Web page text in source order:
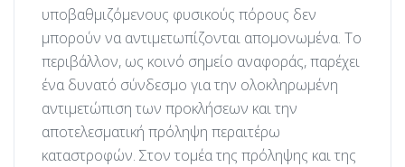
υποβαθμιζόμενους φυσικούς πόρους δεν
μπορούν να αντιμετωπίζονται απομονωμένα. Το
περιβάλλον, ως κοινό σημείο αναφοράς, παρέχει
ένα δυνατό σύνδεσμο για την ολοκληρωμένη
αντιμετώπιση των προκλήσεων και την
αποτελεσματική πρόληψη περαιτέρω
καταστροφών. Στον τομέα της πρόληψης και της